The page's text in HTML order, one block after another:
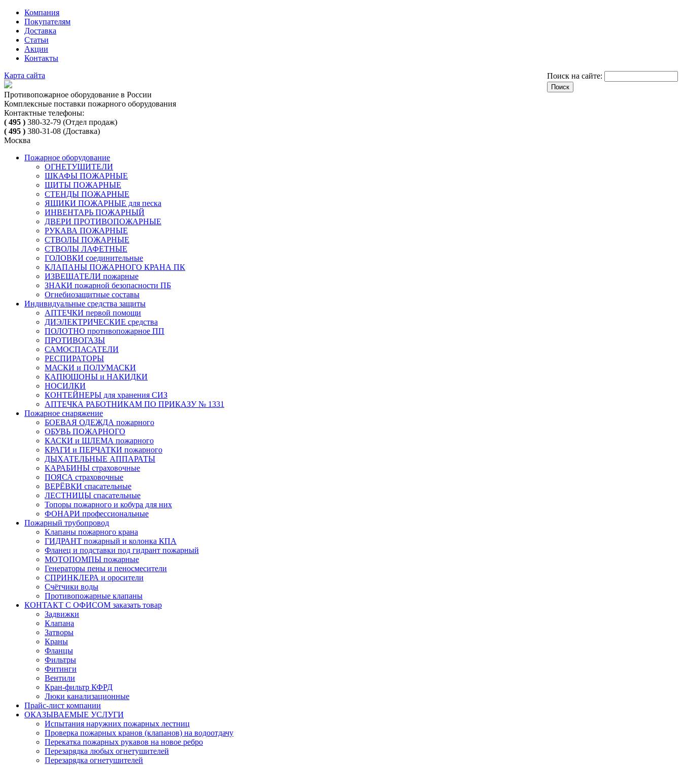
Компания
Покупателям
Доставка
Статьи
Акции
Контакты
Поиск на сайте:
Карта сайта
Противопожарное оборудование в России
Комплексные поставки пожарного оборудования
Контактные телефоны:
( 495 ) 380-32-79 (Отдел продаж)
( 495 ) 380-31-08 (Доставка)
Москва
Пожарное оборудование
ОГНЕТУШИТЕЛИ
ШКАФЫ ПОЖАРНЫЕ
ЩИТЫ ПОЖАРНЫЕ
СТЕНДЫ ПОЖАРНЫЕ
ЯЩИКИ ПОЖАРНЫЕ для песка
ИНВЕНТАРЬ ПОЖАРНЫЙ
ДВЕРИ ПРОТИВОПОЖАРНЫЕ
РУКАВА ПОЖАРНЫЕ
СТВОЛЫ ПОЖАРНЫЕ
СТВОЛЫ ЛАФЕТНЫЕ
ГОЛОВКИ соединительные
КЛАПАНЫ ПОЖАРНОГО КРАНА ПК
ИЗВЕЩАТЕЛИ пожарные
ЗНАКИ пожарной безопасности ПБ
Огнебиозащитные составы
Индивидуальные средства защиты
АПТЕЧКИ первой помощи
ДИЭЛЕКТРИЧЕСКИЕ средства
ПОЛОТНО противопожарное ПП
ПРОТИВОГАЗЫ
САМОСПАСАТЕЛИ
РЕСПИРАТОРЫ
МАСКИ и ПОЛУМАСКИ
КАПЮШОНЫ и НАКИДКИ
НОСИЛКИ
КОНТЕЙНЕРЫ для хранения СИЗ
АПТЕЧКА РАБОТНИКАМ ПО ПРИКАЗУ № 1331
Пожарное снаряжение
БОЕВАЯ ОДЕЖДА пожарного
ОБУВЬ ПОЖАРНОГО
КАСКИ и ШЛЕМА пожарного
КРАГИ и ПЕРЧАТКИ пожарного
ДЫХАТЕЛЬНЫЕ АППАРАТЫ
КАРАБИНЫ страховочные
ПОЯСА страховочные
ВЕРЁВКИ спасательные
ЛЕСТНИЦЫ спасательные
Топоры пожарного и кобура для них
ФОНАРИ профессиональные
Пожарный трубопровод
Клапаны пожарного крана
ГИДРАНТ пожарный и колонка КПА
Фланец и подставки под гидрант пожарный
МОТОПОМПЫ пожарные
Генераторы пены и пеносмесители
СПРИНКЛЕРА и оросители
Счётчики воды
Противопожарные клапаны
КОНТАКТ С ОФИСОМ заказать товар
Задвижки
Клапана
Затворы
Краны
Фланцы
Фильтры
Фитинги
Вентили
Кран-фильтр КФРД
Люки канализационные
Прайс-лист компании
ОКАЗЫВАЕМЫЕ УСЛУГИ
Испытания наружних пожарных лестниц
Проверка пожарных кранов (клапанов) на водоотдачу
Перекатка пожарных рукавов на новое ребро
Перезарядка любых огнетушителей
Перезарядка огнетушителей